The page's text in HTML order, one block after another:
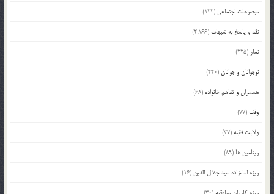
موضوعات اجتماعی (122)
نقد و پاسخ به شبهات (2,166)
نماز (225)
نوجوانان و جوانان(440)
همسران و تفاهم خانواده (68)
وقف (77)
ولایت فقیه (37)
ویتامین ها (89)
ویژه امامزاده سید جلال الدین (16)